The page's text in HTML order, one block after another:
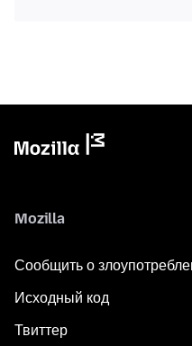
Mozilla
Сообщить о
Исходный код
Твиттер